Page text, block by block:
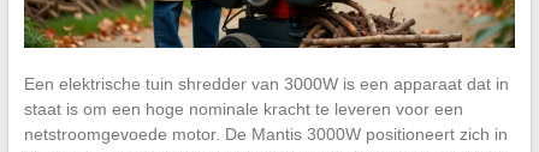
Een elektrische tuin shredder van 3000W is een apparaat dat in
staat is om een hoge nominale kracht te leveren voor een
netstroomgevoede motor. De Mantis 3000W positioneert zich in